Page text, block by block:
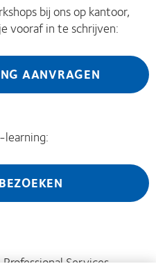
bij ons op kantoor,
vooraf in te schrijven:
AANVRAGEN
learning:
Services